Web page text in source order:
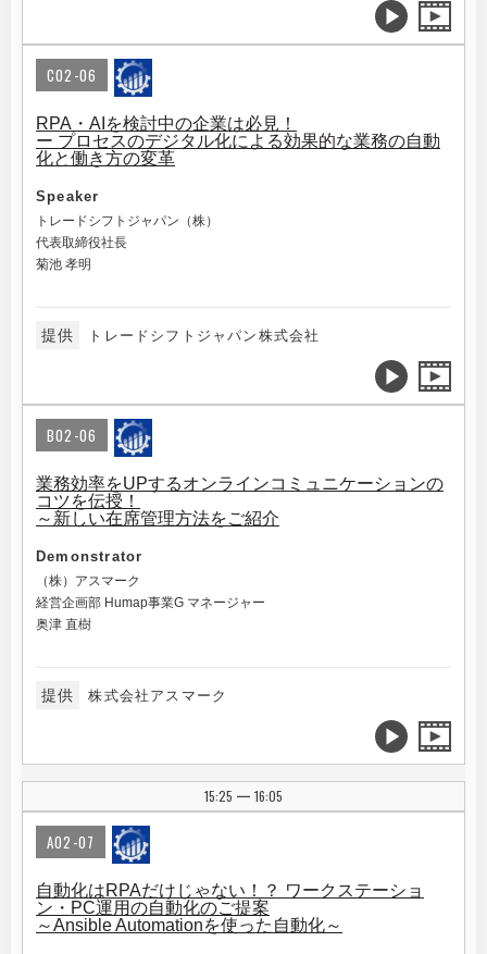
C02-06
RPA・AIを検討中の企業は必見！
ー プロセスのデジタル化による効果的な業務の自動
化と働き方の変革
Speaker
トレードシフトジャパン（株）
代表取締役社長
菊池 孝明
提供 トレードシフトジャパン株式会社
B02-06
業務効率をUPするオンラインコミュニケーションの
コツを伝授！
～新しい在席管理方法をご紹介
Demonstrator
（株）アスマーク
経営企画部 Humap事業G マネージャー
奥津 直樹
提供 株式会社アスマーク
15:25 | 16:05
A02-07
自動化はRPAだけじゃない！？ ワークステーショ
ン・PC運用の自動化のご提案
～Ansible Automationを使った自動化～